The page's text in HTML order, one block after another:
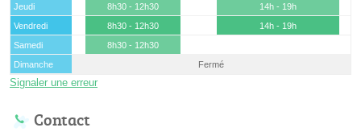
Jeudi
8h30 - 12h30
14h - 19h
Vendredi
8h30 - 12h30
14h - 19h
Samedi
8h30 - 12h30
Dimanche
Fermé
Signaler une erreur
Contact